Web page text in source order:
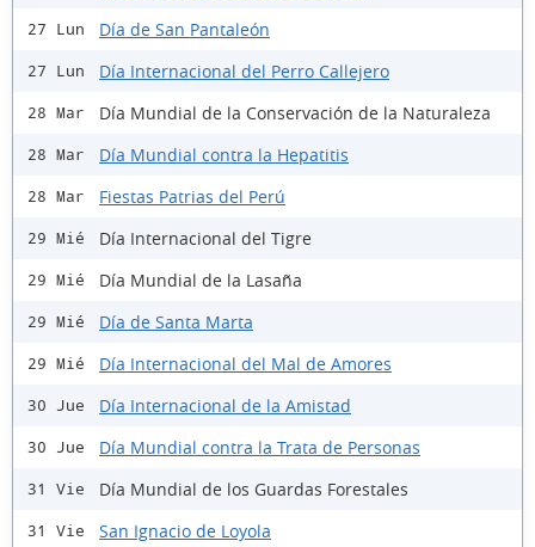
27 Lun Día de San Pantaleón
27 Lun Día Internacional del Perro Callejero
28 Mar Día Mundial de la Conservación de la Naturaleza
28 Mar Día Mundial contra la Hepatitis
28 Mar Fiestas Patrias del Perú
29 Mié Día Internacional del Tigre
29 Mié Día Mundial de la Lasaña
29 Mié Día de Santa Marta
29 Mié Día Internacional del Mal de Amores
30 Jue Día Internacional de la Amistad
30 Jue Día Mundial contra la Trata de Personas
31 Vie Día Mundial de los Guardas Forestales
31 Vie San Ignacio de Loyola